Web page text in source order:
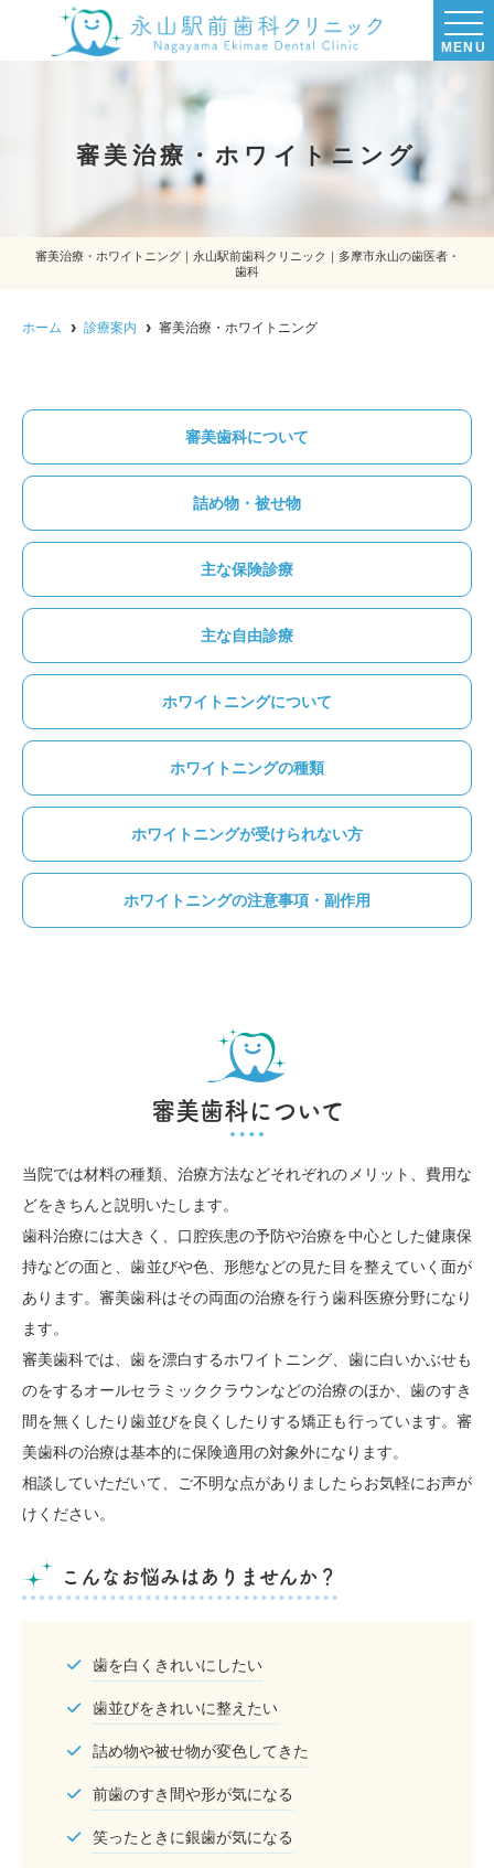
MENU
審美治療・ホワイトニング
審美治療・ホワイトニング｜永山駅前歯科クリニック｜多摩市永山の歯医者・
歯科
ホーム 診療案内 審美治療・ホワイトニング
審美歯科について
詰め物・被せ物
主な保険診療
主な自由診療
ホワイトニングについて
ホワイトニングの種類
ホワイトニングが受けられない方
ホワイトニングの注意事項・副作用
審美歯科について
当院では材料の種類、治療方法などそれぞれのメリット、費用な
どをきちんと説明いたします。
歯科治療には大きく、口腔疾患の予防や治療を中心とした健康保
持などの面と、歯並びや色、形態などの見た目を整えていく面が
あります。審美歯科はその両面の治療を行う歯科医療分野になり
ます。
審美歯科では、歯を漂白するホワイトニング、歯に白いかぶせも
のをするオールセラミッククラウンなどの治療のほか、歯のすき
間を無くしたり歯並びを良くしたりする矯正も行っています。審
美歯科の治療は基本的に保険適用の対象外になります。
相談していただいて、ご不明な点がありましたらお気軽にお声が
けください。
こんなお悩みはありませんか？
歯を白くきれいにしたい
歯並びをきれいに整えたい
詰め物や被せ物が変色してきた
前歯のすき間や形が気になる
笑ったときに銀歯が気になる